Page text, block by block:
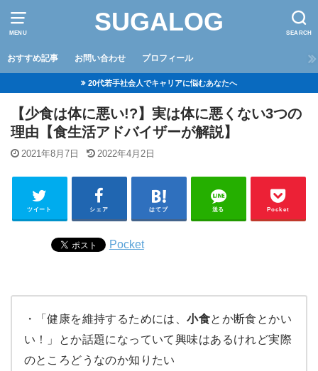
MENU SEARCH
SUGALOG
おすすめ記事 お問い合わせ プロフィール
20代若手社会人でキャリアに悩むあなたへ
【少食は体に悪い!?】実は体に悪くない3つの
理由【食生活アドバイザーが解説】
2021年8月7日 2022年4月2日
ツイート シェア はてブ 送る Pocket
Pocket
・「健康を維持するためには、小食とか断食とかい
い！」とか話題になっていて興味はあるけれど実際
のところどうなのか知りたい